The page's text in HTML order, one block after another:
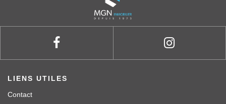
LIENS UTILES
Contact